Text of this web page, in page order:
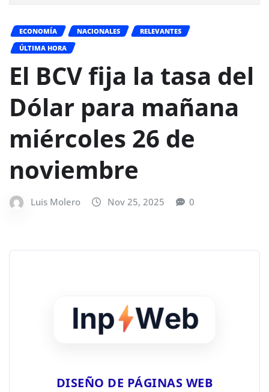
ECONOMÍA NACIONALES
RELEVANTES
ÚLTIMA HORA
El BCV fija la tasa del
Dólar para mañana
miércoles 26 de
noviembre
Luis Molero Nov 25, 2025 0
DISEÑO DE PÁGINAS WEB